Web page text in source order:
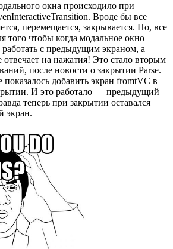
окна происходило при
Вроде бы все
перемещается, закрывается. Но, все
того чтобы когда модальное окно
с предыдущим экраном, а
на нажатия! Это стало вторым
после новости о закрытии Parse.
добавить экран fromtVC в
И это работало — предыдущий
теперь при закрытии оставался
экран.